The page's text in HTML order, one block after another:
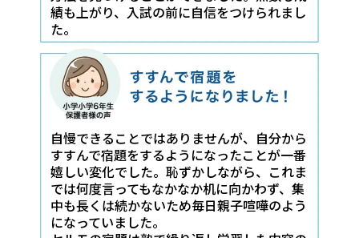
績も上がり、入試の前に自信をつけられまし
た。
自慢できることではありませんが、自分から
すすんで宿題をするようになったことが一番
嬉しい変化でした。恥ずかしながら、これま
では何度言ってもなかなか机に向かわず、集
中も長くは続かないため毎日親子喧嘩のよう
になっていました。